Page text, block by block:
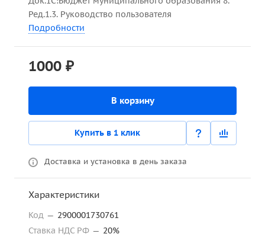
Ред.1.3. Руководство пользователя
Подробности
1000 ₽
В корзину
Купить в 1 клик
Доставка и установка в день заказа
Характеристики
Код — 2900001730761
Ставка НДС РФ — 20%